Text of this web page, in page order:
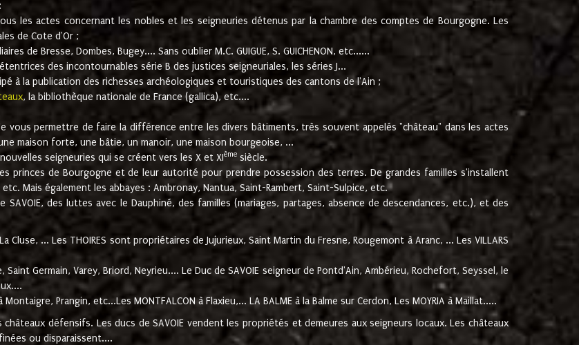
les actes concernant les nobles et les seigneuries détenus par la chambre des comptes de Bourgogne. Les
de Cote d'Or ;
de Bresse, Dombes, Bugey.... Sans oublier M.C. GUIGUE, S. GUICHENON, etc......
des incontournables série B des justices seigneuriales, les séries J...
à la publication des richesses archéologiques et touristiques des cantons de l'Ain ;
, la bibliothèque nationale de France (gallica), etc....
vous permettre de faire la différence entre les divers bâtiments, très souvent appelés "château" dans les actes
maison forte, une bâtie, un manoir, une maison bourgeoise, ...
seigneuries qui se créent vers les X et XIème siècle.
princes de Bourgogne et de leur autorité pour prendre possession des terres. De grandes familles s'installent
etc. Mais également les abbayes : Ambronay, Nantua, Saint-Rambert, Saint-Sulpice, etc.
des luttes avec le Dauphiné, des familles (mariages, partages, absence de descendances, etc.), et des
Cluse, ... Les THOIRES sont propriétaires de Jujurieux, Saint Martin du Fresne, Rougemont à Aranc, ... Les VILLARS
Saint Germain, Varey, Briord, Neyrieu.... Le Duc de SAVOIE seigneur de Pontd'Ain, Ambérieu, Rochefort, Seyssel, le
Prangin, etc...Les MONTFALCON à Flaxieu,... LA BALME à la Balme sur Cerdon, Les MOYRIA à Maillat.....
défensifs. Les ducs de SAVOIE vendent les propriétés et demeures aux seigneurs locaux. Les châteaux
ou disparaissent....